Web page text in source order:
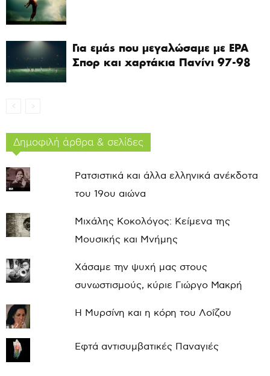
Για εμάς που μεγαλώσαμε με ΕΡΑ
Σπορ και χαρτάκια Πανίνι 97-98
Δημοφιλή άρθρα & σελίδες
Ρατσιστικά και άλλα ελληνικά ανέκδοτα
του 19ου αιώνα
Μιχάλης Κοκολόγος: Κείμενα της
Μουσικής και Μνήμης
Χάσαμε την ψυχή μας στους
συνωστισμούς, κύριε Γιώργο Μακρή
Η Μυρσίνη και η κόρη του Λοΐζου
Εφτά αντισυμβατικές Παναγιές